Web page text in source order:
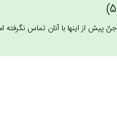
از اينها با آنان تماس نگرفته